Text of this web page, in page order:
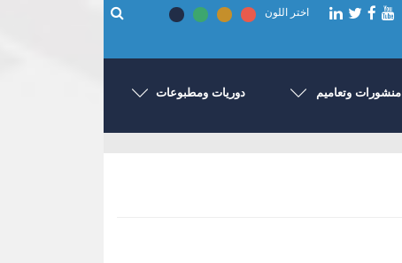
اختر اللون
منشورات وتعاميم دوريات ومطبوعات